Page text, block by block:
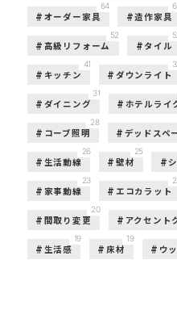
オーダー家具
64
造作家具
高級リフォーム
52
タイル
キッチン
41
ダウンライト
ダイニング
31
ホテルライ
コーブ照明
28
デッドスペ
生活動線
26
壁材
25
家事動線
23
エコカラット
間取り変更
20
アクセント
生活感
19
床材
19
ウ